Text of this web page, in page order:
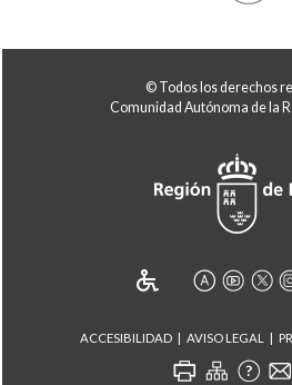
© Todos los derechos
Comunidad Autónoma de la
ACCESIBILIDAD AVISO LEGAL